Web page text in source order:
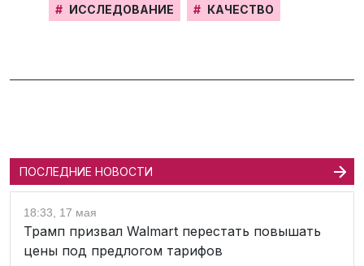
# ИССЛЕДОВАНИЕ # КАЧЕСТВО
ПОСЛЕДНИЕ НОВОСТИ
18:33, 17 мая
Трамп призвал Walmart перестать повышать
цены под предлогом тарифов